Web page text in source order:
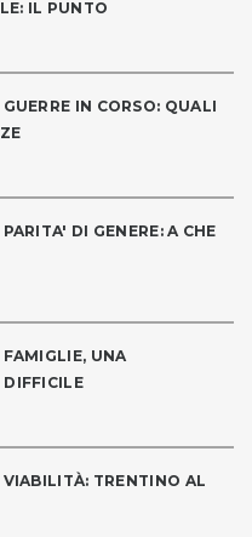
IL PUNTO
IN CORSO: QUALI
DI GENERE: A CHE
UNA
TRENTINO AL